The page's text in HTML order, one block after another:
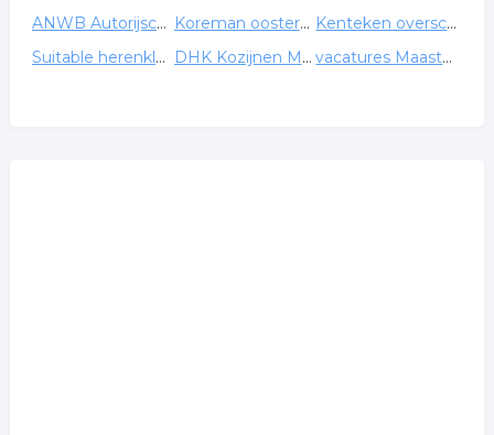
ANWB Autorijschool Maastricht
Koreman oosterse tapijten
Kenteken overschrijven Maastricht - Kentekenloket
Suitable herenkleding Maastricht
DHK Kozijnen Maastricht vacatures Maastricht